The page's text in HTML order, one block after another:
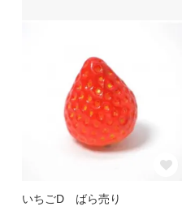
いちごD ばら売り